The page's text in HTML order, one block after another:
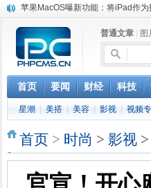
苹果MacOS曝新功能：将iPad作为
苹果与高通和解 英特尔失去重要移
小米高管：虽然高通与苹果和解，
iOS 13加入黑暗模式 多功能加持6月
高通与苹果达成和解，双方达成6年
巴黎圣母院大火肆虐，人类文明的
奔驰维权女车主捅出了一个最大的
普通文章 图
首页 要闻 财经 科技
星潮 美搭 美容 影视 视频
首页 > 时尚 > 影视